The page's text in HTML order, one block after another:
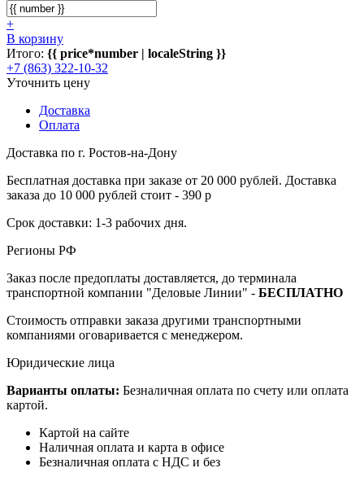
+
В корзину
Итого: {{ price*number | localeString }}
+7 (863) 322-10-32
Уточнить цену
Доставка
Оплата
Доставка по г. Ростов-на-Дону
Бесплатная доставка при заказе от 20 000 рублей. Доставка
заказа до 10 000 рублей стоит - 390 р
Срок доставки: 1-3 рабочих дня.
Регионы РФ
Заказ после предоплаты доставляется, до терминала
транспортной компании "Деловые Линии" - БЕСПЛАТНО
Стоимость отправки заказа другими транспортными
компаниями оговаривается с менеджером.
Юридические лица
Варианты оплаты: Безналичная оплата по счету или оплата
картой.
Картой на сайте
Наличная оплата и карта в офисе
Безналичная оплата с НДС и без